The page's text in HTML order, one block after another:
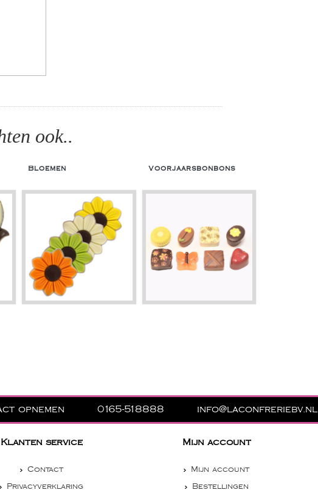
ook..
Bloemen Voorjaarsbonbons
opnemen 0165-518888 info@laconfreriebv.nl
Klanten service
Contact
Privacyverklaring
Mijn account
Mijn account
Bestellingen